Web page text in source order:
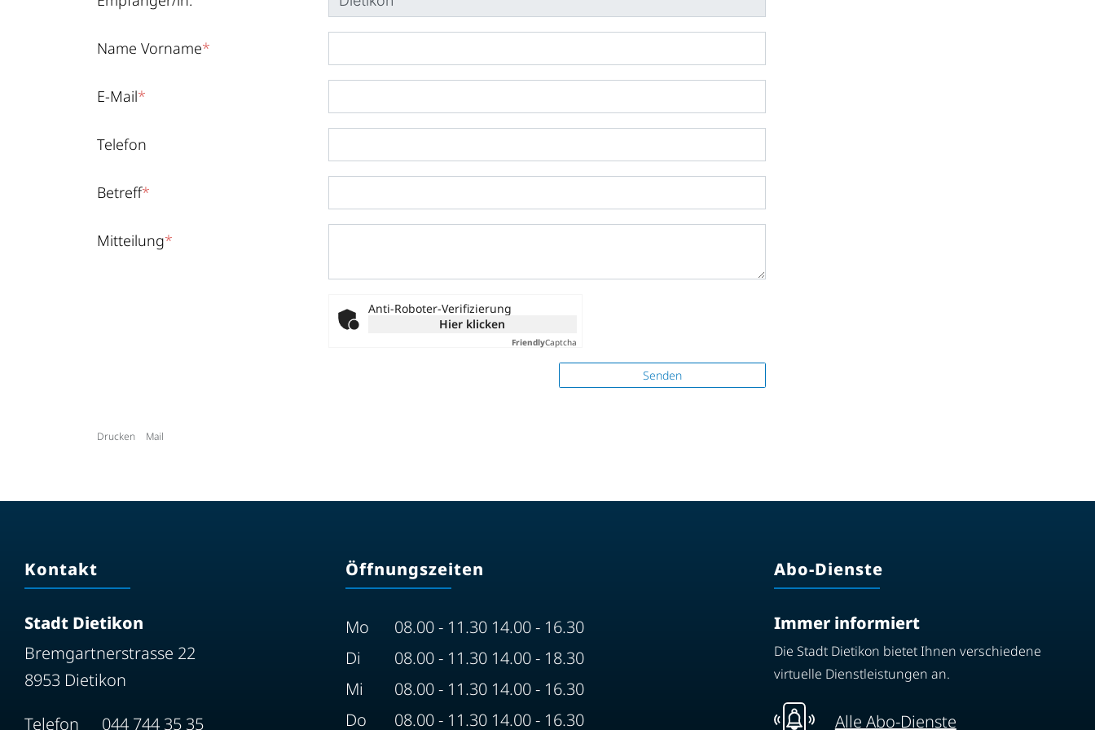
Name Vorname*
E-Mail*
Telefon
Betreff*
Mitteilung*
Anti-Roboter-Verifizierung
Hier klicken
FriendlyCaptcha
Senden
Drucken Mail
Kontakt
Stadt Dietikon
Bremgartnerstrasse 22
8953 Dietikon
Telefon
044 744 35 35
Öffnungszeiten
Mo
08.00 - 11.30 14.00 - 16.30
Di
08.00 - 11.30 14.00 - 18.30
Mi
08.00 - 11.30 14.00 - 16.30
Do
08.00 - 11.30 14.00 - 16.30
Abo-Dienste
Immer informiert
Die Stadt Dietikon bietet Ihnen verschiedene
virtuelle Dienstleistungen an.
Alle Abo-Dienste